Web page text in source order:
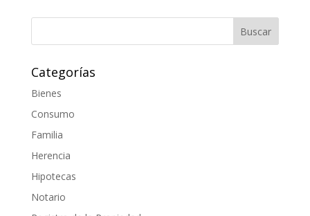
Categorías
Bienes
Consumo
Familia
Herencia
Hipotecas
Notario